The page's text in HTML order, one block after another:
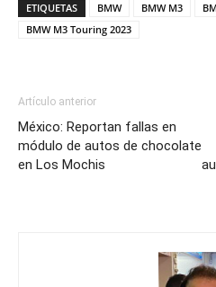
ETIQUETAS BMW BMW M3
BMW M3 Touring 2023
Artículo anterior
México: Reportan fallas en
módulo de autos de chocolate
en Los Mochis